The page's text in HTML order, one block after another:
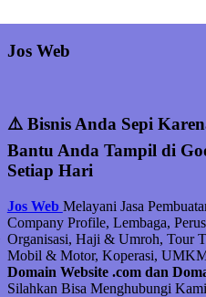
Jos Web
⚠️ Bisnis Anda Sepi
Bantu Anda Tampil di
Setiap Hari
Jos Web Melayani Jasa
Company Profile, Lembaga,
Organisasi, Haji & Umroh, Tour
Mobil & Motor, Koperasi,
Domain Website .com dan
Silahkan Bisa Menghubungi Kami